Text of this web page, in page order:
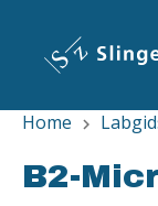
inhoud
Home chevron_right
B2-